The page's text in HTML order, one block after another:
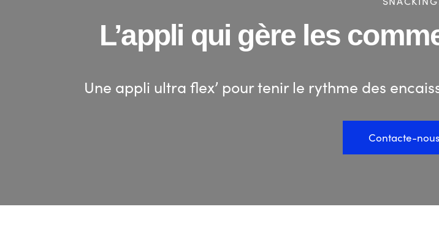
L’appli qui gère les
Une appli ultra flex’ pour tenir le rythme des
Contacte-nous